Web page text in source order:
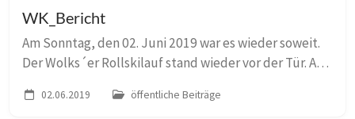
WK_Bericht
Am Sonntag, den 02. Juni 2019 war es wieder soweit.
Der Wolks´er Rollskilauf stand wieder vor der Tür. Am
strahlendem Sonnenschein nicht nur um die
02.06.2019 öffentliche Beiträge